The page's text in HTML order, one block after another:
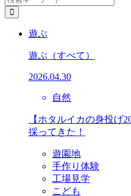
遊ぶ
遊ぶ （すべて）
2026.04.30
自然
【ホタルイカの身投げ
採ってきた！
遊園地
手作り体験
工場見学
こども